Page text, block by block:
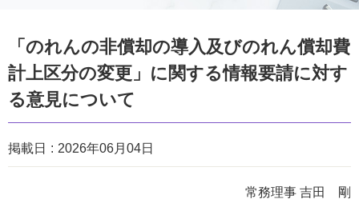
「のれんの非償却の導入及びのれん償却費
計上区分の変更」に関する情報要請に対す
る意見について
掲載日 2026年06月04日
常務理事 吉田 剛